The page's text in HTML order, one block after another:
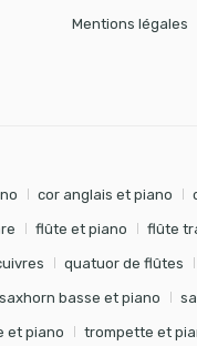
Mentions légales
cor anglais et piano
flûte et piano flûte
quatuor de flûtes
saxhorn basse et piano
et piano trompette et